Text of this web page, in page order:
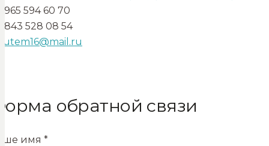
965 594 60 70
843 528 08 54
обратной связи
имя *